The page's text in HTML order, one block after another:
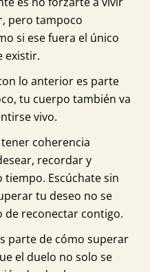
pero tampoco
si ese fuera el único
existir.
lo anterior es parte
tu cuerpo también va
vivo.
coherencia
recordar y
Escúchate sin
tu deseo no se
de reconectar contigo.
parte de cómo superar
el duelo no solo se